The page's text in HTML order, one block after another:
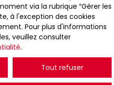
annonces
via la rubrique ″Gérer les
à l'exception des cookies
Pour plus d'informations
veuillez consulter
.
Tout refuser